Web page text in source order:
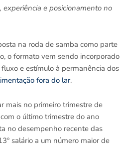
e posicionamento no
na roda de samba como parte
o formato vem sendo incorporado
e estímulo à permanência dos
fora do lar.
mais no primeiro trimestre de
o último trimestre do ano
no desempenho recente das
salário a um número maior de